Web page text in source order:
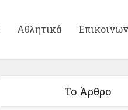
Αθλητικά
Το Άρθρο